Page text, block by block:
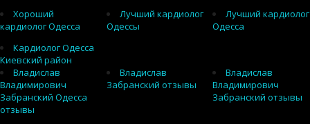
Хороший
кардиолог Одесса
Лучший кардиолог
Одессы
Лучший кардиолог
Одесса
Кардиолог Одесса
Киевский район
Владислав
Владимирович
Забранский Одесса
отзывы
Владислав
Забранский отзывы
Владислав
Владимирович
Забранский отзывы